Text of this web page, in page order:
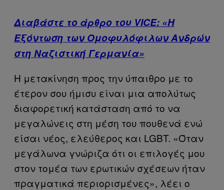
Διαβάστε το άρθρο του VICE: «Η
Εξόντωση των Ομοφυλόφιλων Ανδρών
στη Ναζιστική Γερμανία»
Η μετακίνηση προς την ύπαιθρο με το
έτερον σου ήμισυ είναι μια απολύτως
διαφορετική κατάσταση από το να
μεγαλώνεις στη μέση του πουθενά ενώ
είσαι νέος, ελεύθερος και LGBT. «Όταν
μεγάλωνα γνώριζα ότι οι επιλογές μου
στον τομέα των ερωτικών σχέσεων ήταν
πραγματικά περιορισμένες», λέει ο